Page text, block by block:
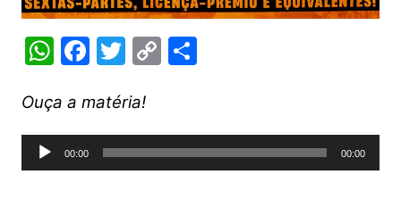
W
at
s
A
F
c
e
b
T
itt
er
C
y
Li
S
e
Ouça a matéria!
Tocador
de
00:00 00:00